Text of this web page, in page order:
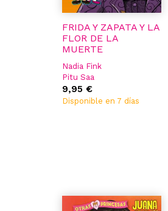
FRIDA Y ZAPATA Y LA
FLOR DE LA
MUERTE
Nadia Fink
Pitu Saa
9,95 €
Disponible en 7 días